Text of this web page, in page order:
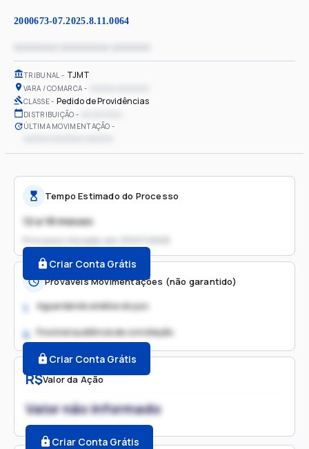
2000673-07.2025.8.11.0064
TRIBUNAL TJMT
VARA / COMARCA
CLASSE Pedido de Providências
DISTRIBUIÇÃO
ÚLTIMA MOVIMENTAÇÃO
R$Valor da Ação
Valor não informado
Criar Conta Grátis
Tempo Estimado do Processo
12 a 18 meses
Processo iniciado em
Criar Conta Grátis
Prováveis Movimentações (não garantido)
1. Aguardando análise do juiz
2. Possível audiência de conciliação
Criar Conta Grátis